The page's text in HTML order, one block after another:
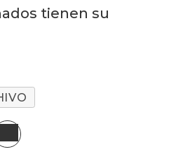
tienen su